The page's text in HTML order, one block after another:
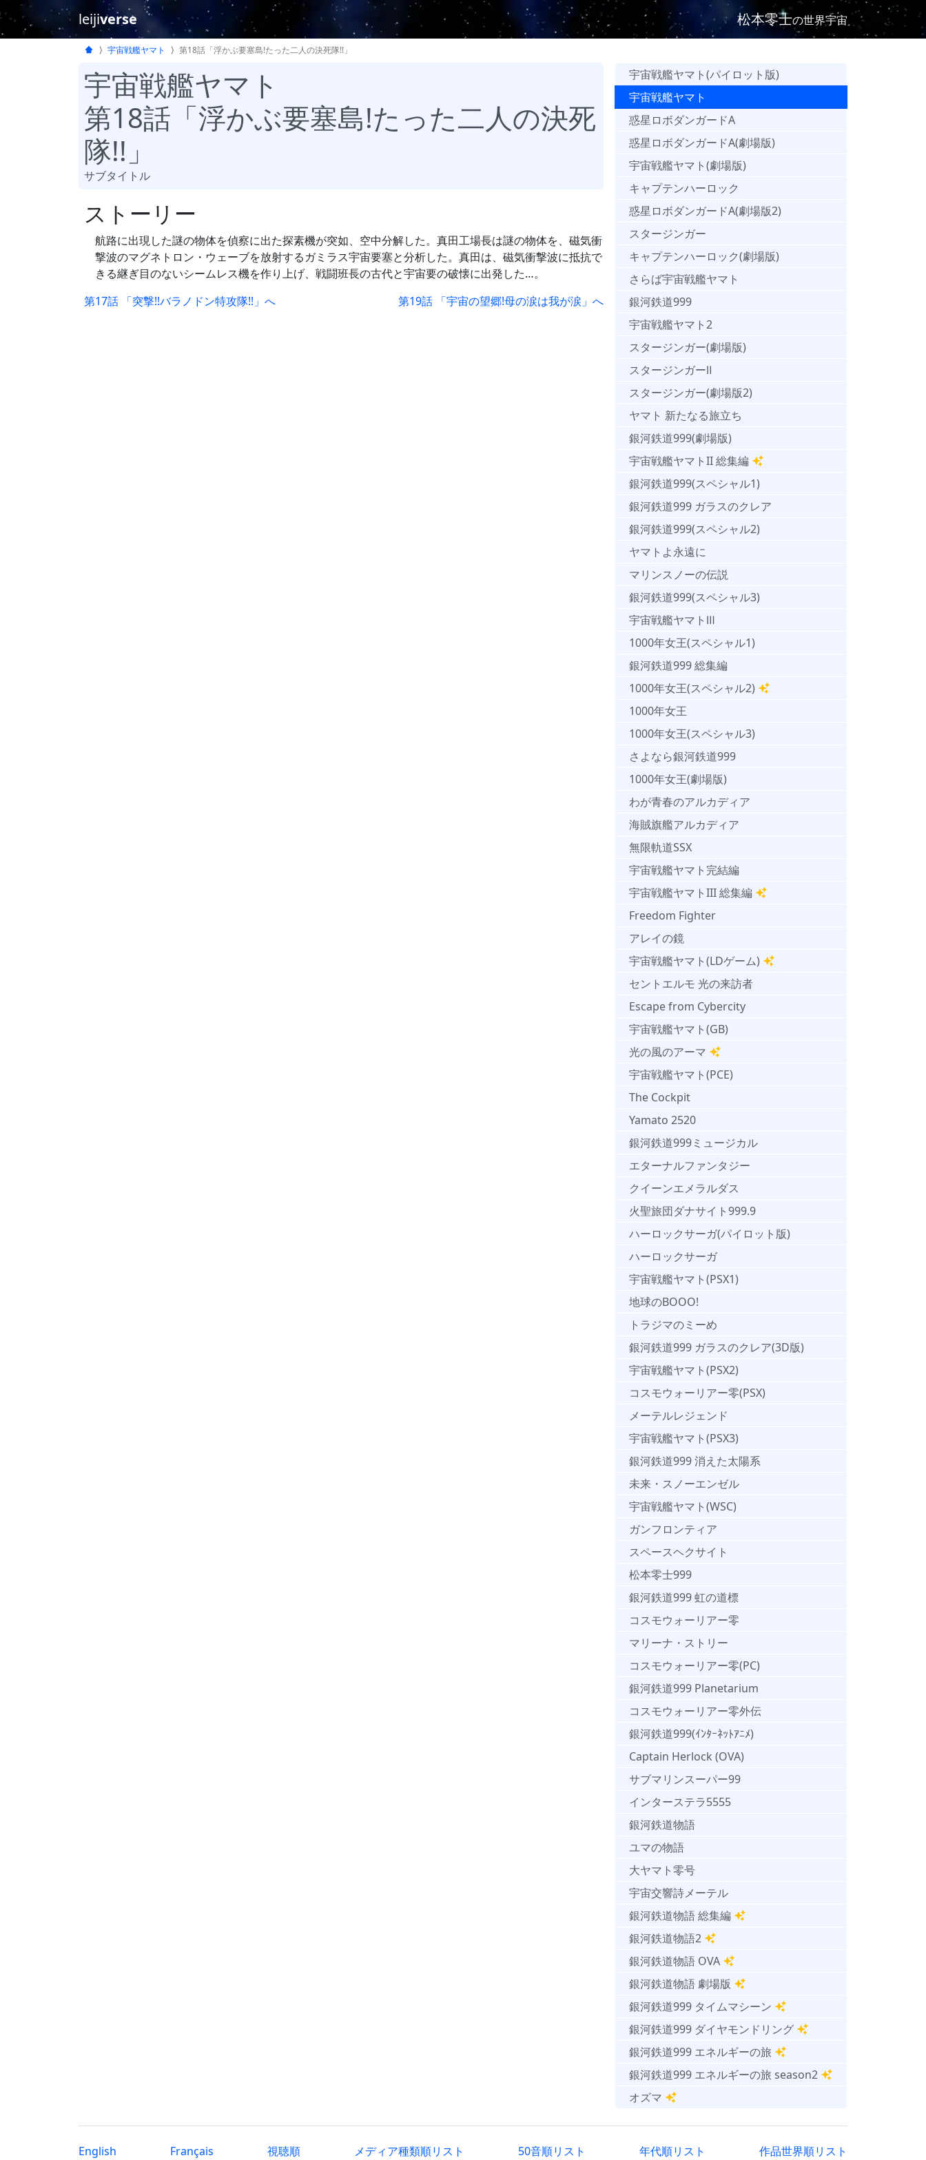
leijiverse 松本零士の世界宇宙
宇宙戦艦ヤマト 第18話「浮かぶ要塞島!たった二人の決死隊!!」
宇宙戦艦ヤマト
第18話「浮かぶ要塞島!たった二人の決死
隊!!」
サブタイトル
ストーリー
航路に出現した謎の物体を偵察に出た探素機が突如、空中分解した。真田工場長は謎の物体を、磁気衝
撃波のマグネトロン・ウェーブを放射するガミラス宇宙要塞と分析した。真田は、磁気衝撃波に抵抗で
きる継ぎ目のないシームレス機を作り上げ、戦闘班長の古代と宇宙要の破懐に出発した…。
第17話 「突撃!!バラノドン特攻隊!!」へ
第19話 「宇宙の望郷!母の涙は我が涙」へ
宇宙戦艦ヤマト(パイロット版)
宇宙戦艦ヤマト
惑星ロボダンガードA
惑星ロボダンガードA(劇場版)
宇宙戦艦ヤマト(劇場版)
キャプテンハーロック
惑星ロボダンガードA(劇場版2)
スタージンガー
キャプテンハーロック(劇場版)
さらば宇宙戦艦ヤマト
銀河鉄道999
宇宙戦艦ヤマト2
スタージンガー(劇場版)
スタージンガーⅡ
スタージンガー(劇場版2)
ヤマト 新たなる旅立ち
銀河鉄道999(劇場版)
宇宙戦艦ヤマトII 総集編
銀河鉄道999(スペシャル1)
銀河鉄道999 ガラスのクレア
銀河鉄道999(スペシャル2)
ヤマトよ永遠に
マリンスノーの伝説
銀河鉄道999(スペシャル3)
宇宙戦艦ヤマトⅢ
1000年女王(スペシャル1)
銀河鉄道999 総集編
1000年女王(スペシャル2)
1000年女王
1000年女王(スペシャル3)
さよなら銀河鉄道999
1000年女王(劇場版)
わが青春のアルカディア
海賊旗艦アルカディア
無限軌道SSX
宇宙戦艦ヤマト完結編
宇宙戦艦ヤマトIII 総集編
Freedom Fighter
アレイの鏡
宇宙戦艦ヤマト(LDゲーム)
セントエルモ 光の来訪者
Escape from Cybercity
宇宙戦艦ヤマト(GB)
光の風のアーマ
宇宙戦艦ヤマト(PCE)
The Cockpit
Yamato 2520
銀河鉄道999ミュージカル
エターナルファンタジー
クイーンエメラルダス
火聖旅団ダナサイト999.9
ハーロックサーガ(パイロット版)
ハーロックサーガ
宇宙戦艦ヤマト(PSX1)
地球のBOOO!
トラジマのミーめ
銀河鉄道999 ガラスのクレア(3D版)
宇宙戦艦ヤマト(PSX2)
コスモウォーリアー零(PSX)
メーテルレジェンド
宇宙戦艦ヤマト(PSX3)
銀河鉄道999 消えた太陽系
未来・スノーエンゼル
宇宙戦艦ヤマト(WSC)
ガンフロンティア
スペースヘクサイト
松本零士999
銀河鉄道999 虹の道標
コスモウォーリアー零
マリーナ・ストリー
コスモウォーリアー零(PC)
銀河鉄道999 Planetarium
コスモウォーリアー零外伝
銀河鉄道999(ｲﾝﾀｰﾈｯﾄｱﾆﾒ)
Captain Herlock (OVA)
サブマリンスーパー99
インターステラ5555
銀河鉄道物語
ユマの物語
大ヤマト零号
宇宙交響詩メーテル
銀河鉄道物語 総集編
銀河鉄道物語2
銀河鉄道物語 OVA
銀河鉄道物語 劇場版
銀河鉄道999 タイムマシーン
銀河鉄道999 ダイヤモンドリング
銀河鉄道999 エネルギーの旅
銀河鉄道999 エネルギーの旅 season2
オズマ
English Français 視聴順 メディア種類順リスト 50音順リスト 年代順リスト 作品世界順リスト